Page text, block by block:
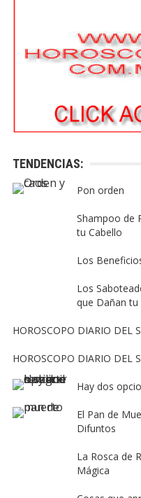
TENDENCIAS:
Pon orden
Shampoo de
tu Cabello
Los
Los
que Dañan tu
HOROSCOPO DIARIO DEL
HOROSCOPO DIARIO DEL
Hay dos
El Pan de
Difuntos
La Rosca de
Mágica